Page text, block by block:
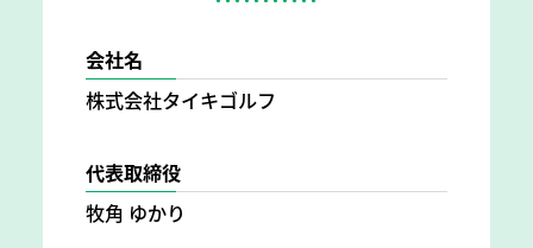
会社名
株式会社タイキゴルフ
代表取締役
牧角 ゆかり